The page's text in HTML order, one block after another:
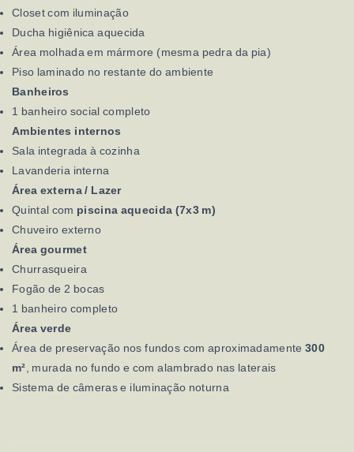
Closet com iluminação
Ducha higiênica aquecida
Área molhada em mármore (mesma pedra da pia)
Piso laminado no restante do ambiente
Banheiros
1 banheiro social completo
Ambientes internos
Sala integrada à cozinha
Lavanderia interna
Área externa / Lazer
Quintal com piscina aquecida (7x3 m)
Chuveiro externo
Área gourmet
Churrasqueira
Fogão de 2 bocas
1 banheiro completo
Área verde
Área de preservação nos fundos com aproximadamente300
m² , murada no fundo e com alambrado nas laterais
Sistema de câmeras e iluminação noturna